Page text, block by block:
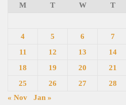
M T W T
4
5 6 7
11
12 13 14
18
19 20 21
25
26 27 28
« Nov
Jan »